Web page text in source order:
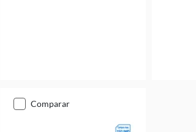
comparar